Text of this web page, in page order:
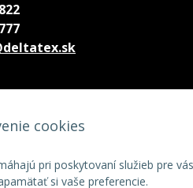
cookies
pri poskytovaní služieb pre
si vaše preferencie.